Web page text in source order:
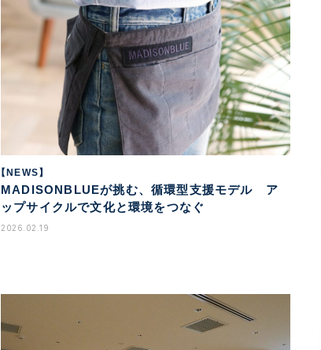
【NEWS】
MADISONBLUEが挑む、循環型支援モデル ア
ップサイクルで文化と環境をつなぐ
2026.02.19